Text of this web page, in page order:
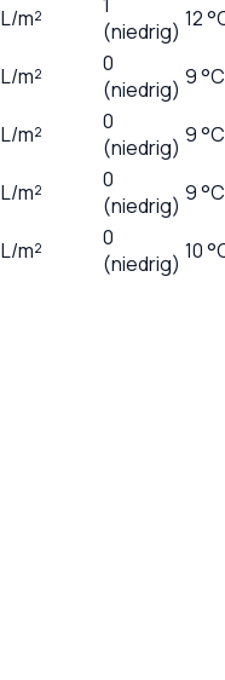
L/m²
(niedrig) 12
L/m²
0
(niedrig) 9 °C
L/m²
0
(niedrig) 9 °C
L/m²
0
(niedrig) 9 °C
L/m²
0
(niedrig) 10